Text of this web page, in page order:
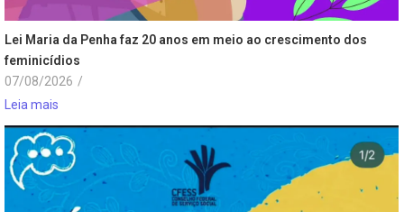
Lei Maria da Penha faz 20 anos em meio ao crescimento dos
feminicídios
07/08/2026 /
Leia mais